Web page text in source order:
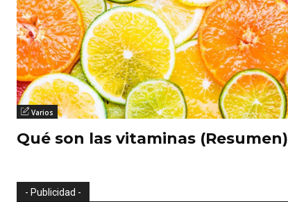
Varios
Qué son las vitaminas (Resumen)
- Publicidad -